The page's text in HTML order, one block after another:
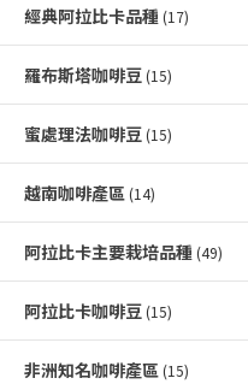
經典阿拉比卡品種 (17)
羅布斯塔咖啡豆 (15)
蜜處理法咖啡豆 (15)
越南咖啡產區 (14)
阿拉比卡主要栽培品種 (49)
阿拉比卡咖啡豆 (15)
非洲知名咖啡產區 (15)